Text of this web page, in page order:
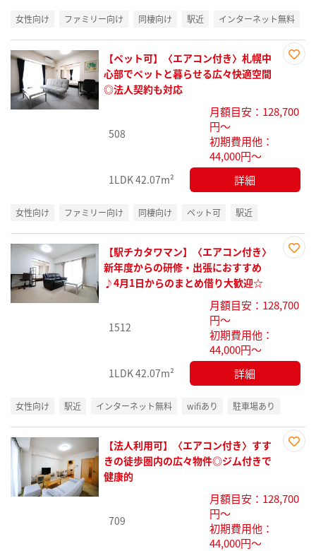
女性向け ファミリー向け 同棲向け 駅近 インターネット無料
録
【ペット可】〈エアコン付き〉札幌中
心部でペットと暮らせる広々快適空間
◎法人契約も対応
508
月額目安：128,700
円～
初期費用他：
44,000円～
1LDK42.07m² 詳細
女性向け ファミリー向け 同棲向け ペット可 駅近
録
【駅チカタワマン】〈エアコン付き〉
新年度からの研修・出張におすすめ
♪4月1日からのまとめ借り大歓迎☆
1512
月額目安：128,700
円～
初期費用他：
44,000円～
1LDK42.07m² 詳細
女性向け 駅近 インターネット無料 wifiあり 駐車場あり
録
【法人利用可】〈エアコン付き〉すす
きの徒歩圏内の広々物件◎ジム付きで
健康的
709
月額目安：128,700
円～
初期費用他：
44,000円～